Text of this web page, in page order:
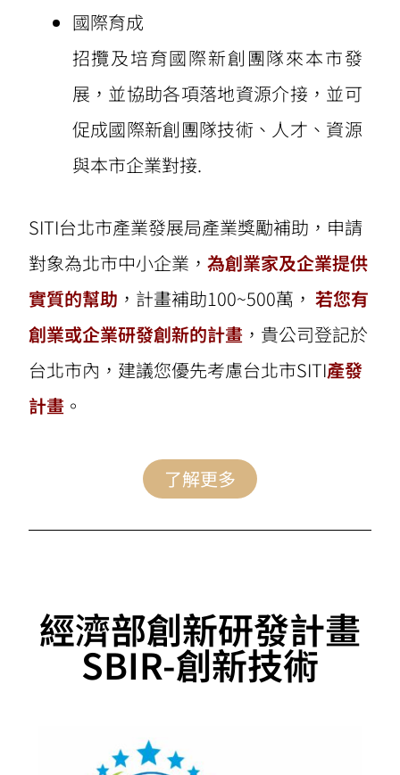
國際育成
招攬及培育國際新創團隊來本市發
展，並協助各項落地資源介接，並可
促成國際新創團隊技術、人才、資源
與本市企業對接.
SITI台北市產業發展局產業獎勵補助，申請
對象為北市中小企業，為創業家及企業提供
實質的幫助 ，計畫補助100~500萬，若您有
創業或企業研發創新的計畫 ，貴公司登記於
台北市內，建議您優先考慮台北市SITI產發
計畫 。
了解更多
經濟部創新研發計畫
SBIR-創新技術